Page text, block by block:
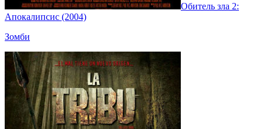
Обитель зла 2:
Апокалипсис (2004)
Зомби